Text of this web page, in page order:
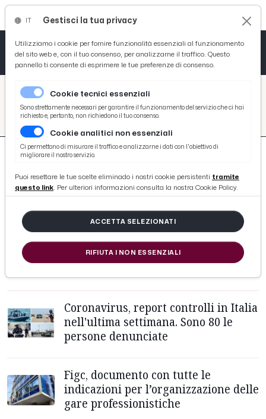
/ Picenotime
/ search
/
Ascoli Piceno, Vigili del Fuoco e Aism
insieme per soccorso inclusivo nelle
abitazioni
Coronavirus, report controlli in Italia
nell'ultima settimana. Sono 80 le
persone denunciate
Figc, documento con tutte le
indicazioni per l’organizzazione delle
gare professionistiche
Gestisci la tua privacy
Utilizziamo i cookie per fornire funzionalità essenziali al funzionamento
del sito web e, con il tuo consenso, per analizzarne il traffico. Questo
pannello ti consente di esprimere le tue preferenze di consenso.
Cookie tecnici essenziali
Sono strettamente necessari per garantire il funzionamento del servizio che ci hai
richiesto e, pertanto, non richiedono il tuo consenso.
Cookie analitici non essenziali
Ci permettono di misurare il traffico e analizzarne i dati con l'obiettivo di
migliorare il nostro servizio.
Puoi resettare le tue scelte eliminado i nostri cookie persistenti tramite
questo link. Per ulteriori informazioni consulta la nostra Cookie Policy.
ACCETTA SELEZIONATI
RIFIUTA I NON ESSENZIALI
Tutto News
Tutto Sport
Basket
Ciclismo
Tutto Curiosità